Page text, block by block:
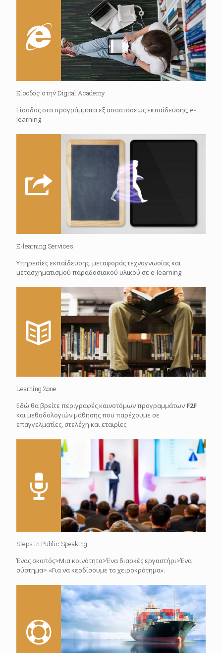
Είσοδος στην Digital Academy
Είσοδος στα προγράμματα εξ αποστάσεως εκπαίδευσης, e-
learning
E-learning Services
Υπηρεσίες εκπαίδευσης, μεταφοράς τεχνογνωσίας και
μετασχηματισμού παραδοσιακού υλικού σε e-learning
Learning Zone
Εδώ θα βρείτε περιγραφές καινοτόμων προγραμμάτων F2F
και μεθοδολογιών μάθησης που παρέχουμε σε
επαγγελματίες, στελέχη και εταιρίες
Steps in Public Speaking
Ένας σκοπός>Μια κοινότητα>Ένα διαρκές εργαστήρι>Ένα
σύστημα> «Για να κερδίσουμε το χειροκρότημα».